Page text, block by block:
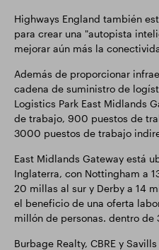
Highways England también
para crear una "autopista
mejorar aún más la
Además de proporcionar
cadena de suministro de
Logistics Park East Midlands
de trabajo, 900 puestos de
3000 puestos de trabajo
East Midlands Gateway está
Inglaterra, con Nottingham a
20 millas al sur y Derby a 14
el beneficio de una oferta
millón de personas. dentro de
Burbage Realty, CBRE y